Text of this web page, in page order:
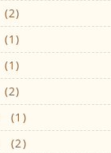
(2)
(1)
(1)
(2)
(1)
(2)